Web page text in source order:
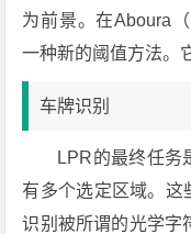
为前景。在Aboura
一种新的阈值方法。
车牌识别
LPR的最终任务
有多个选定区域。这
识别被所谓的光学字